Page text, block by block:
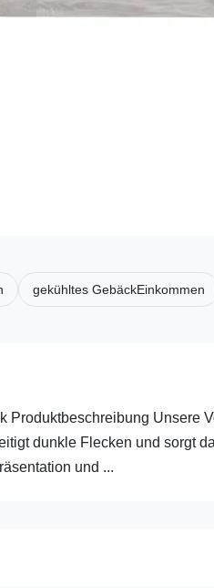
gekühltes GebäckEinkommen
Produktbeschreibung Unsere
dunkle Flecken und sorgt
und ...